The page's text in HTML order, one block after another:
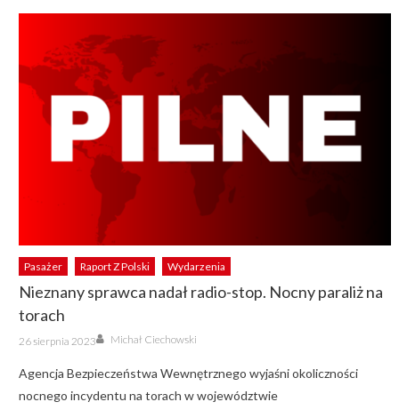
Pasażer Raport Z Polski Wydarzenia
Nieznany sprawca nadał radio-stop. Nocny paraliż na
torach
Posted
on
26 sierpnia 2023 Author
Michał Ciechowski
Agencja Bezpieczeństwa Wewnętrznego wyjaśni okoliczności
nocnego incydentu na torach w województwie